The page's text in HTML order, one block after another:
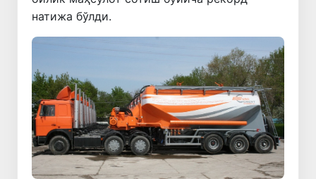
натижа бўлди.